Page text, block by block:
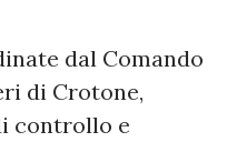
dal Comando
di Crotone,
controllo e